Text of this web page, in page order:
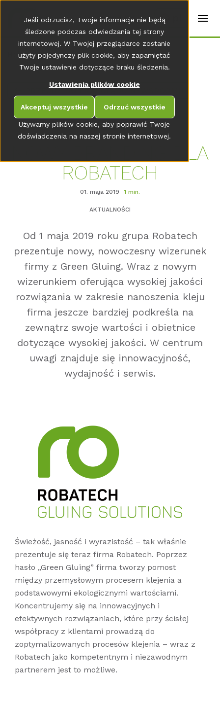
Używamy plików cookie, aby poprawić Twoje
doświadczenia na naszej stronie internetowej.
Jeśli odrzucisz, Twoje informacje nie będą
śledzone podczas odwiedzania tej strony
internetowej. W Twojej przeglądarce zostanie
użyty pojedynczy plik cookie, aby zapamiętać
Twoje ustawienie dotyczące braku śledzenia.
Ustawienia plików cookie
Akceptuj wszystkie Odrzuć wszystkie
t
r
s
E
n
g
Home
PRZEJDŹ DO PRZEGLĄDU NEWSROOMU
NOWY BRANDING DLA
ROBATECH
01. maja 2019 1 min.
AKTUALNOŚCI
Od 1 maja 2019 roku grupa Robatech
prezentuje nowy, nowoczesny wizerunek
firmy z Green Gluing. Wraz z nowym
wizerunkiem oferująca wysokiej jakości
rozwiązania w zakresie nanoszenia kleju
firma jeszcze bardziej podkreśla na
zewnątrz swoje wartości i obietnice
dotyczące wysokiej jakości. W centrum
uwagi znajduje się innowacyjność,
wydajność i serwis.
Świeżość, jasność i wyrazistość – tak właśnie
prezentuje się teraz firma Robatech. Poprzez
hasło „Green Gluing” firma tworzy pomost
między przemysłowym procesem klejenia a
podstawowymi ekologicznymi wartościami.
Koncentrujemy się na innowacyjnych i
efektywnych rozwiązaniach, które przy ścisłej
współpracy z klientami prowadzą do
zoptymalizowanych procesów klejenia – wraz z
Robatech jako kompetentnym i niezawodnym
partnerem jest to możliwe.